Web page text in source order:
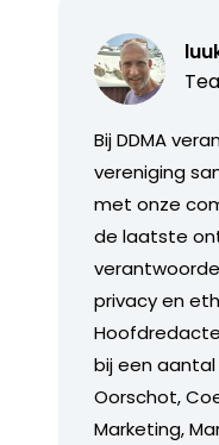
Bij DDMA
vereniging
met onze
de laatste
privacy en
bij een
Oorschot,
Marketing,